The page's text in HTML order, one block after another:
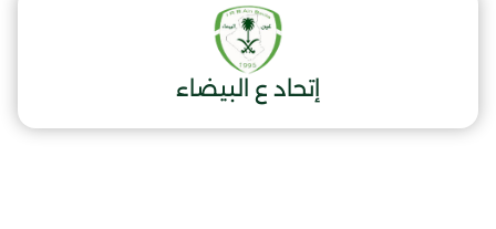
إتحاد ع البيضاء